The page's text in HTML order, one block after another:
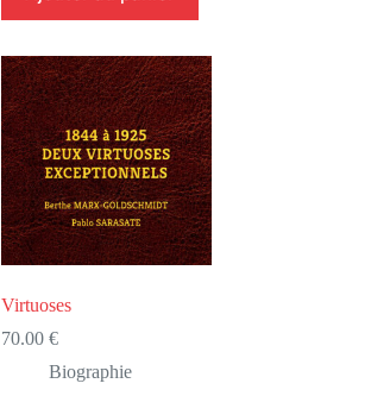
Virtuoses
70.00€
Biographie